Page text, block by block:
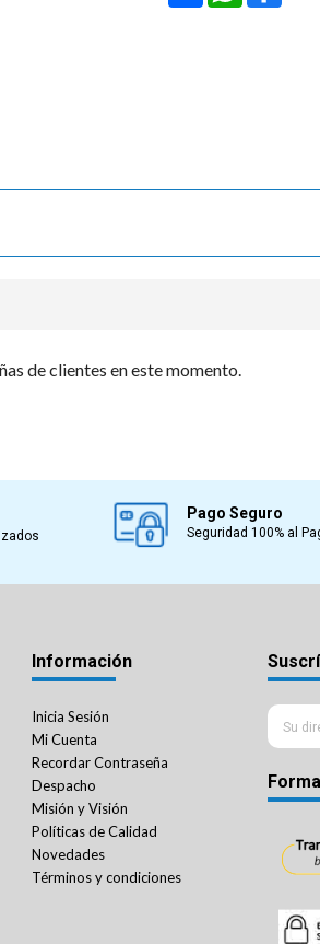
de clientes en este momento.
Pago Seguro
Seguridad 100% al
Información
Inicia Sesión
Mi Cuenta
Recordar Contraseña
Despacho
Misión y Visión
Políticas de Calidad
Novedades
Términos y condiciones